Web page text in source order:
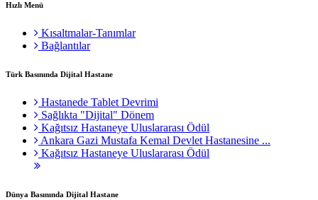
Hızlı Menü
Kısaltmalar-Tanımlar
Bağlantılar
Türk Basınında Dijital Hastane
Hastanede Tablet Devrimi
Sağlıkta "Dijital" Dönem
Kağıtsız Hastaneye Uluslararası Ödül
Ankara Gazi Mustafa Kemal Devlet Hastanesine ...
Kağıtsız Hastaneye Uluslararası Ödül
Dünya Basınında Dijital Hastane